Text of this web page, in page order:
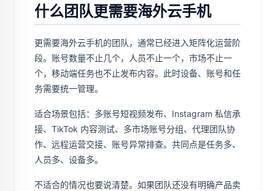
什么团队更需要海外云手机
更需要海外云手机的团队，通常已经进入矩阵化运营阶
段。账号数量不止几个，人员不止一个，市场不止一
个，移动端任务也不止发布内容。此时设备、账号和任
务需要统一管理。
适合场景包括：多账号短视频发布、Instagram 私信承
接、TikTok 内容测试、多市场账号分组、代理团队协
作、远程运营交接、账号异常排查。共同点是任务多、
人员多、设备多。
不适合的情况也要说清楚。如果团队还没有明确产品卖